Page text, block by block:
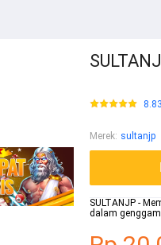
Merek: sultanjp
SULTANJP -
dalam